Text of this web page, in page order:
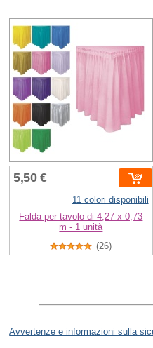
5,50 €
11 colori disponibili
Falda per tavolo di 4,27 x 0,73
m - 1 unità
(26)
Avvertenze e informazioni sulla